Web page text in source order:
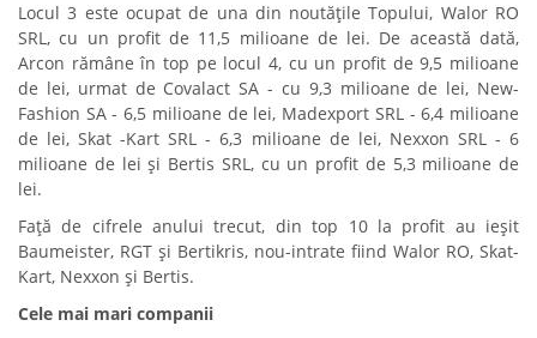
Locul 3 este ocupat de una din noutățile Topului, Walor RO
SRL, cu un profit de 11,5 milioane de lei. De această dată,
Arcon rămâne în top pe locul 4, cu un profit de 9,5 milioane
de lei, urmat de Covalact SA - cu 9,3 milioane de lei, New-
Fashion SA - 6,5 milioane de lei, Madexport SRL - 6,4 milioane
de lei, Skat -Kart SRL - 6,3 milioane de lei, Nexxon SRL - 6
milioane de lei și Bertis SRL, cu un profit de 5,3 milioane de
lei.
Față de cifrele anului trecut, din top 10 la profit au ieșit
Baumeister, RGT și Bertikris, nou-intrate fiind Walor RO, Skat-
Kart, Nexxon și Bertis.
Cele mai mari companii